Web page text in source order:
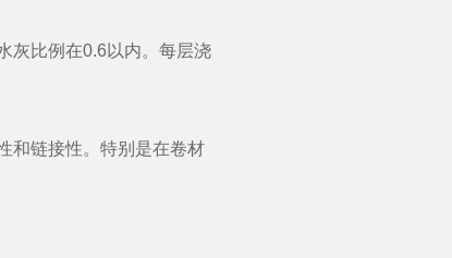
比例在0.6以内。每层浇
和链接性。特别是在卷材